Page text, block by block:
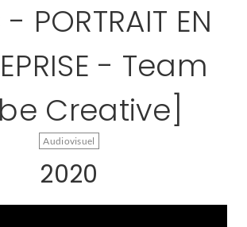
PORTRAIT EN
- Team
Creative]
Audiovisuel
2020